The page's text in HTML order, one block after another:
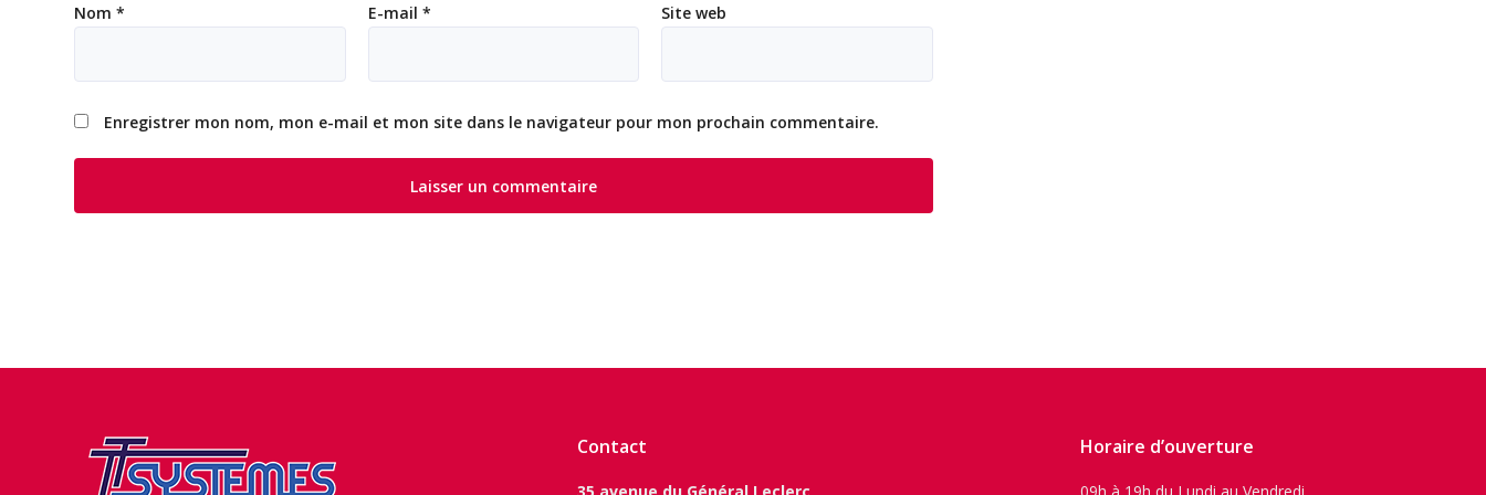
Nom * E-mail * Site web
Enregistrer mon nom, mon e-mail et mon site dans le navigateur pour mon prochain commentaire.
Contact Horaire d’ouverture